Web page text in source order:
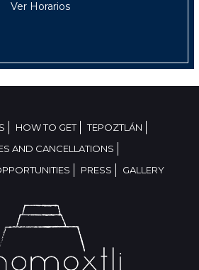
Ver Horarios
HOW TO GET
TEPOZTLÁN
AND CANCELLATIONS
PRESS GALLERY